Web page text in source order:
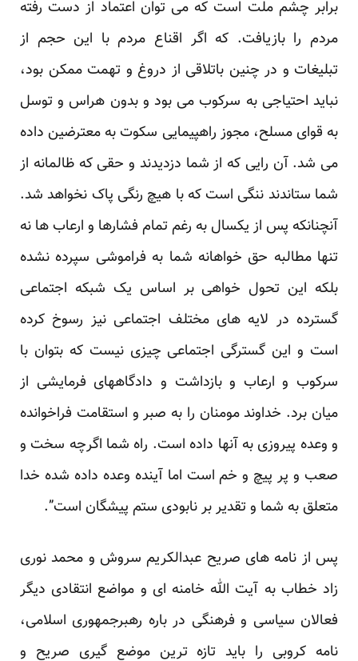
برابر چشم ملت است که می توان اعتماد از دست رفته
مردم را بازیافت. که اگر اقناع مردم با این حجم از
تبلیغات و در چنین باتلاقی از دروغ و تهمت ممکن بود،
نباید احتیاجی به سرکوب می بود و بدون هراس و توسل
به قوای مسلح، مجوز راهپیمایی سکوت به معترضین داده
می شد. آن رایی که از شما دزدیدند و حقی که ظالمانه از
شما ستاندند ننگی است که با هیچ رنگی پاک نخواهد شد.
آنچنانکه پس از یکسال به رغم تمام فشارها و ارعاب ها نه
تنها مطالبه حق خواهانه شما به فراموشی سپرده نشده
بلکه این تحول خواهی بر اساس یک شبکه اجتماعی
گسترده در لایه های مختلف اجتماعی نیز رسوخ کرده
است و این گسترگی اجتماعی چیزی نیست که بتوان با
سرکوب و ارعاب و بازداشت و دادگاههای فرمایشی از
میان برد. خداوند مومنان را به صبر و استقامت فراخوانده
و وعده پیروزی به آنها داده است. راه شما اگرچه سخت و
صعب و پر پیچ و خم است اما آینده وعده داده شده خدا
متعلق به شما و تقدیر بر نابودی ستم پیشگان است”.
پس از نامه های صریح عبدالکریم سروش و محمد نوری
زاد خطاب به آیت الله خامنه ای و مواضع انتقادی دیگر
فعالان سیاسی و فرهنگی در باره رهبرجمهوری اسلامی،
نامه کروبی را باید تازه ترین موضع گیری صریح و